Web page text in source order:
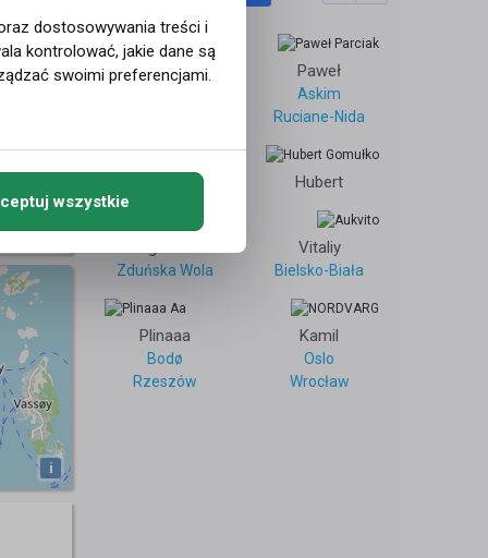
14
i
Dariusz Paweł
Askim
Ruciane-Nida
Hubert
Zduńska Wola
Vitaliy
Bielsko-Biała
Plinaaa
Bodø
Rzeszów
Kamil
Oslo
Wrocław
dostosowywania treści i
kontrolować, jakie dane są
swoimi preferencjami.
wszystkie